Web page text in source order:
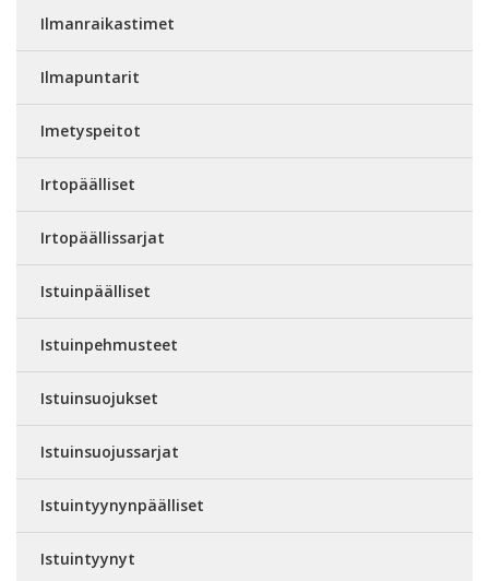
Ilmanraikastimet
Ilmapuntarit
Imetyspeitot
Irtopäälliset
Irtopäällissarjat
Istuinpäälliset
Istuinpehmusteet
Istuinsuojukset
Istuinsuojussarjat
Istuintyynynpäälliset
Istuintyynyt